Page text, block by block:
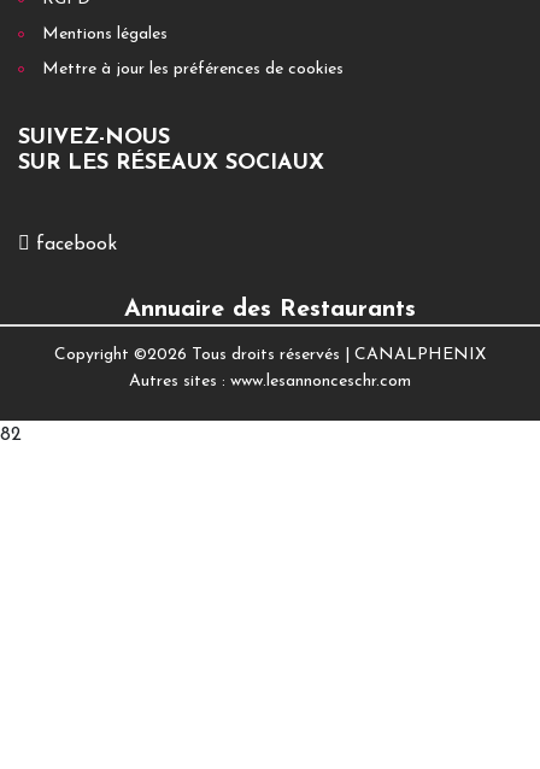
Mentions légales
Mettre à jour les préférences de cookies
SUIVEZ-NOUS
SUR LES RÉSEAUX SOCIAUX
facebook
Annuaire des Restaurants
Copyright ©2026 Tous droits réservés | CANALPHENIX
Autres sites : www.lesannonceschr.com
82